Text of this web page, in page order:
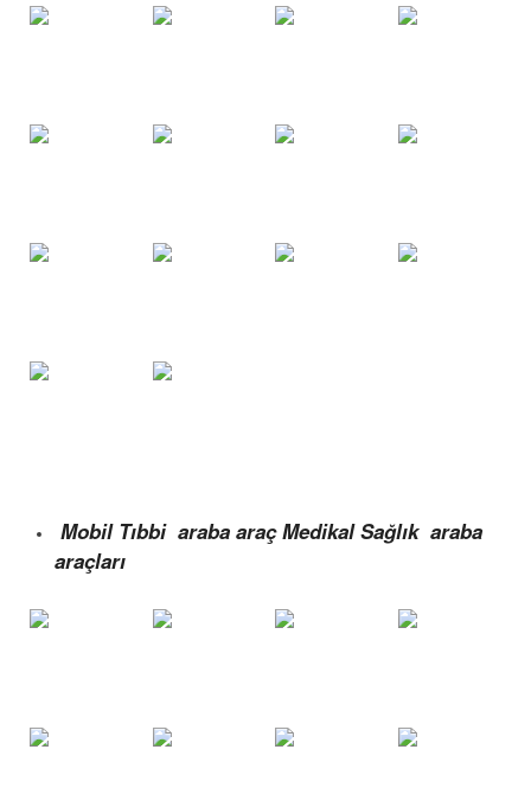
Mobil Tıbbi araba araç Medikal Sağlık araba
araçları